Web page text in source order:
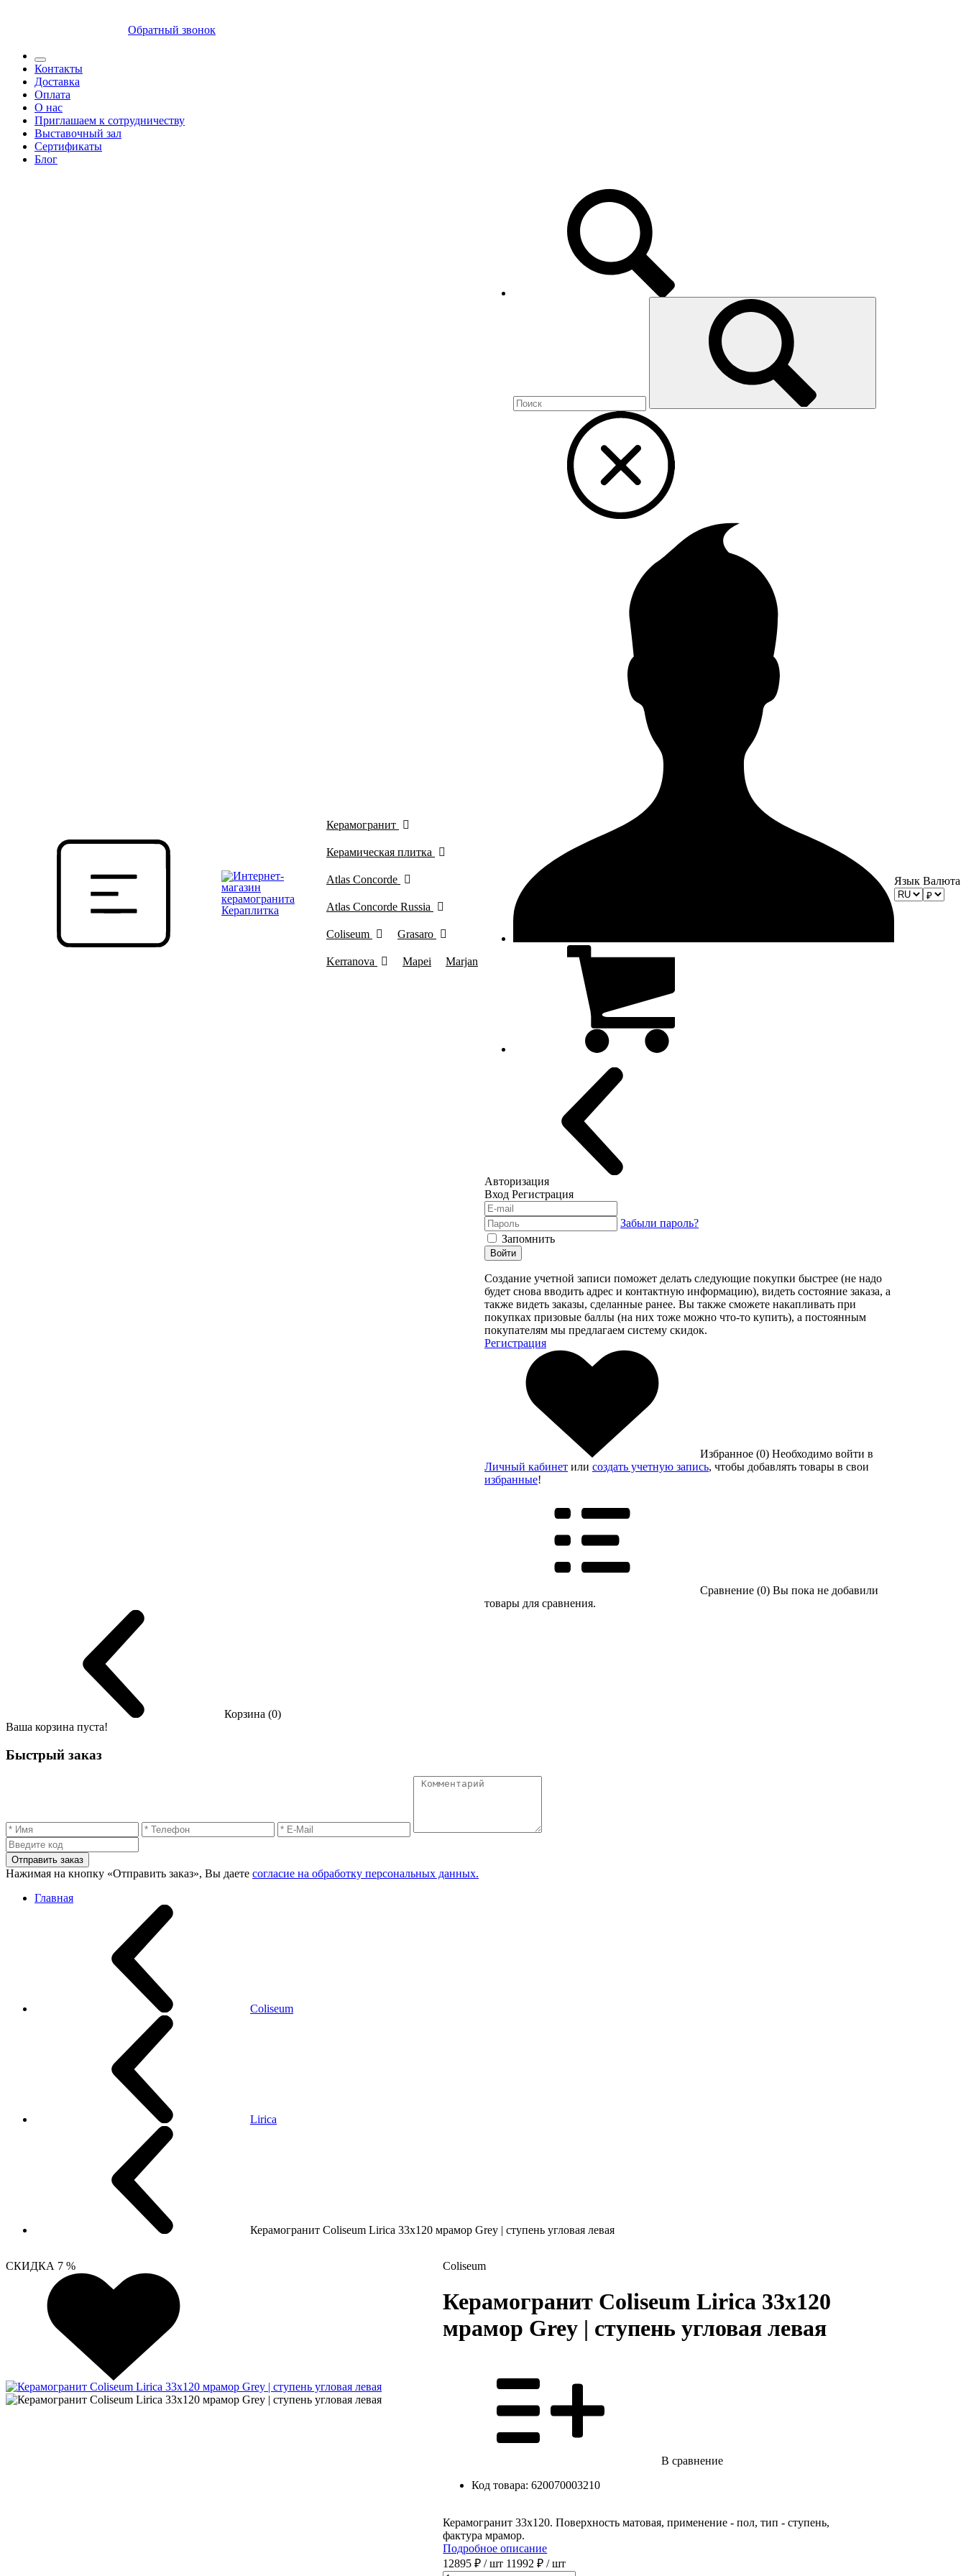
Обратный звонок
Контакты
Доставка
Оплата
О нас
Приглашаем к сотрудничеству
Выставочный зал
Сертификаты
Блог
Керамогранит
Керамическая плитка
Atlas Concorde
Atlas Concorde Russia
Coliseum Grasaro
Kerranova Mapei Marjan
Авторизация
Вход Регистрация
Забыли пароль?
Запомнить
Войти
Создание учетной записи поможет делать следующие покупки быстрее (не надо
будет снова вводить адрес и контактную информацию), видеть состояние заказа, а
также видеть заказы, сделанные ранее. Вы также сможете накапливать при
покупках призовые баллы (на них тоже можно что-то купить), а постоянным
покупателям мы предлагаем систему скидок.
Регистрация
Избранное (0) Необходимо войти в
Личный кабинет или создать учетную запись, чтобы добавлять товары в свои
избранные!
Сравнение (0) Вы пока не добавили
товары для сравнения.
Язык Валюта
Корзина (0)
Ваша корзина пуста!
Быстрый заказ
Отправить заказ
Нажимая на кнопку «Отправить заказ», Вы даете согласие на обработку персональных данных.
Главная
Coliseum
Lirica
Керамогранит Coliseum Lirica 33х120 мрамор Grey | ступень угловая левая
СКИДКА 7 % Coliseum
Керамогранит Coliseum Lirica 33х120
мрамор Grey | ступень угловая левая
В сравнение
Код товара: 620070003210
Керамогранит 33x120. Поверхность матовая, применение - пол, тип - ступень,
фактура мрамор.
Подробное описание
12895 ₽/ шт 11992 ₽/ шт